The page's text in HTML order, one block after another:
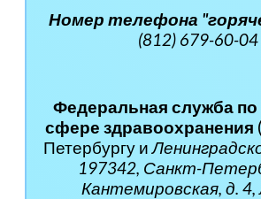
Номер телефона
(812) 679-60-04
Федеральная служба по
сфере здравоохранения
Петербургу и
197342, Санкт-
Кантемировская, д.